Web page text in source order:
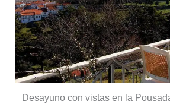
Desayuno con vistas en la